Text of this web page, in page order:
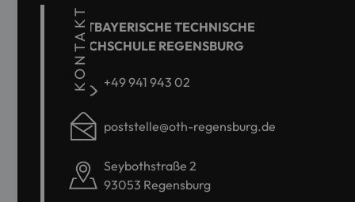
KONTAKT
OSTBAYERISCHE TECHNISCHE
HOCHSCHULE REGENSBURG
+49 941 943 02
poststelle@oth-regensburg.de
Seybothstraße 2
93053 Regensburg